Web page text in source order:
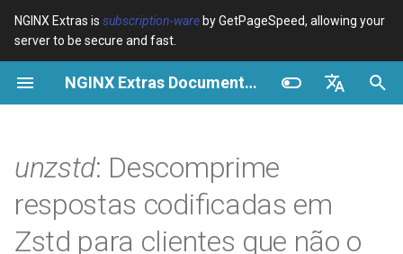
NGINX Extras is subscription-ware by GetPageSpeed, allowing your
server to be secure and fast.
NGINX Extras Documentation
Español
I
n
Variables $bot_name
$bot_producer
Examples
Directives geoip2
geoip2_proxy
Examples
Diretivas
unzstd
acme
ada
Cache
Desempenho
Segurança
RHEL/CentOS
NGINX-MOD - NGINX
aprimorado com HTTP/3,
unzstd: Descomprime
respostas codificadas em
Zstd para clientes que não o